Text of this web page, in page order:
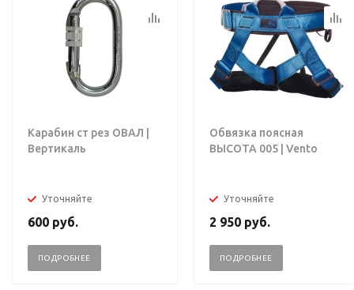
Карабин ст рез ОВАЛ |
Вертикаль
Уточняйте
600 руб.
ПОДРОБНЕЕ
Обвязка поясная
ВЫСОТА 005 | Vento
Уточняйте
2 950 руб.
ПОДРОБНЕЕ